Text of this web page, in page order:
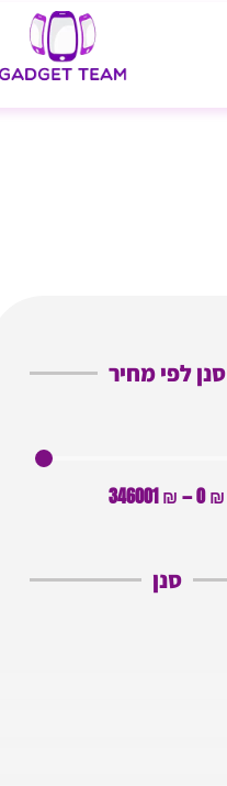
סנן לפי מחיר
₪
0
—
₪
346001
סנן